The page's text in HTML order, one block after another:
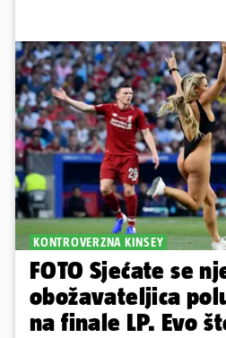
KONTROVERZNA KINSEY
FOTO Sjećate se
obožavateljica
na finale LP. Evo